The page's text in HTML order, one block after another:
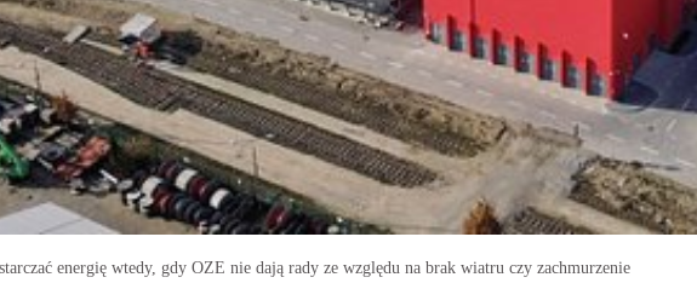
energię wtedy, gdy OZE nie dają rady ze względu na brak wiatru czy zachmurzenie